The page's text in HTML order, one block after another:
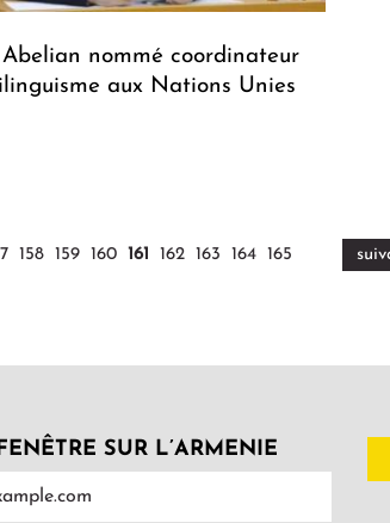
Abelian nommé coordinateur
aux Nations Unies
158 159 160 161 162 163 164 165
SUR L’ARMENIE